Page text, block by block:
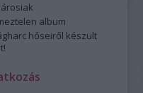
album
hőseiről készült